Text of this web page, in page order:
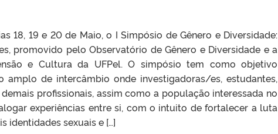
18, 19 e 20 de Maio, o I Simpósio de Gênero e Diversidade:
promovido pelo Observatório de Gênero e Diversidade e a
e Cultura da UFPel. O simpósio tem como objetivo
amplo de intercâmbio onde investigadoras/es, estudantes,
profissionais, assim como a população interessada no
experiências entre si, com o intuito de fortalecer a luta
identidades sexuais e […]